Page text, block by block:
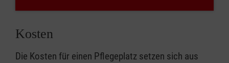
Kosten
Die Kosten für einen Pflegeplatz setzen sich aus